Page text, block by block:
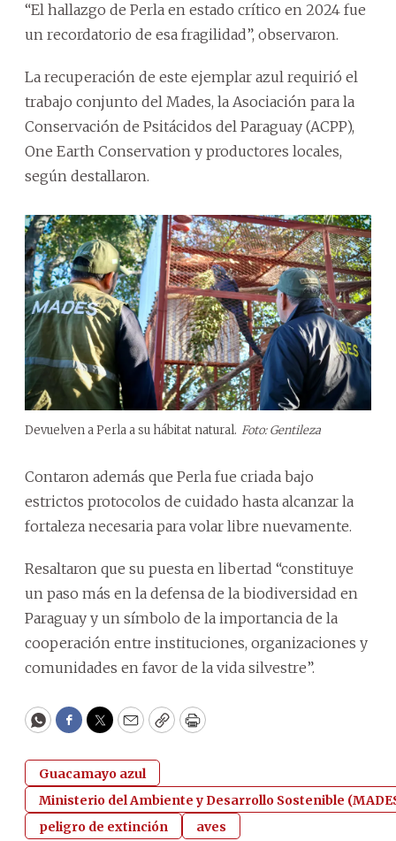
“El hallazgo de Perla en estado crítico en 2024 fue
un recordatorio de esa fragilidad”, observaron.
La recuperación de este ejemplar azul requirió el
trabajo conjunto del Mades, la Asociación para la
Conservación de Psitácidos del Paraguay (ACPP),
One Earth Conservation y productores locales,
según destallaron.
Devuelven a Perla a su hábitat natural. Foto: Gentileza
Contaron además que Perla fue criada bajo
estrictos protocolos de cuidado hasta alcanzar la
fortaleza necesaria para volar libre nuevamente.
Resaltaron que su puesta en libertad “constituye
un paso más en la defensa de la biodiversidad en
Paraguay y un símbolo de la importancia de la
cooperación entre instituciones, organizaciones y
comunidades en favor de la vida silvestre”.
WhatsApp
Facebook
Twitter
EmailCopyPrint
Guacamayo azul
Ministerio del Ambiente y Desarrollo Sostenible
peligro de extinción
aves